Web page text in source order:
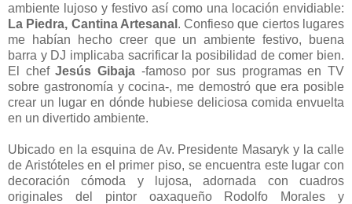
ambiente lujoso y festivo así como una locación envidiable:
La Piedra, Cantina Artesanal . Confieso que ciertos lugares
me habían hecho creer que un ambiente festivo, buena
barra y DJ implicaba sacrificar la posibilidad de comer bien.
El chefJesús Gibaja -famoso por sus programas en TV
sobre gastronomía y cocina-, me demostró que era posible
crear un lugar en dónde hubiese deliciosa comida envuelta
en un divertido ambiente.
Ubicado en la esquina de Av. Presidente Masaryk y la calle
de Aristóteles en el primer piso, se encuentra este lugar con
decoración cómoda y lujosa, adornada con cuadros
originales del pintor oaxaqueño Rodolfo Morales y